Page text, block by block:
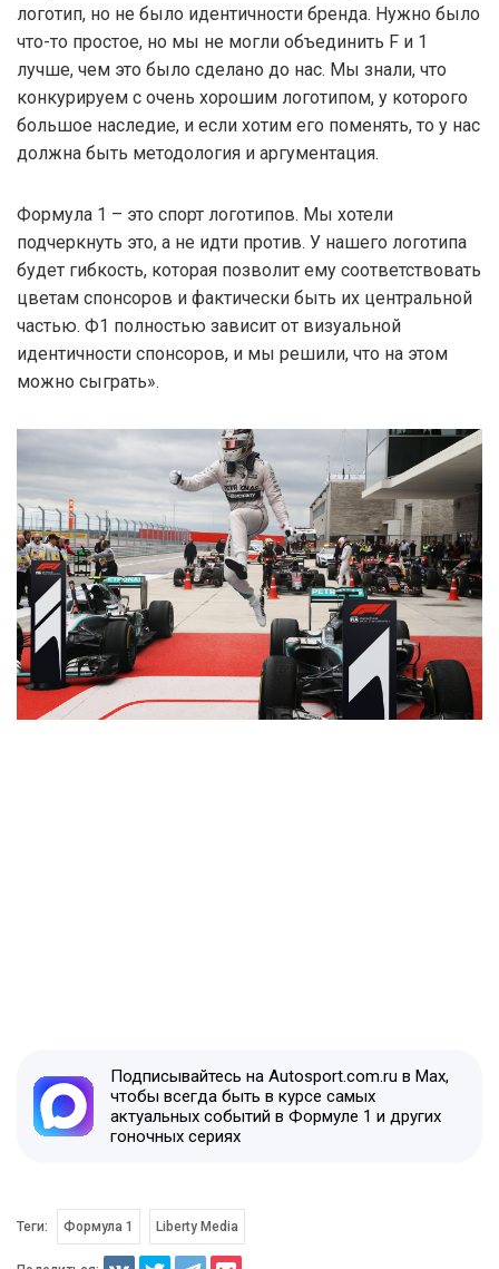
логотип, но не было идентичности бренда. Нужно было
что-то простое, но мы не могли объединить F и 1
лучше, чем это было сделано до нас. Мы знали, что
конкурируем с очень хорошим логотипом, у которого
большое наследие, и если хотим его поменять, то у нас
должна быть методология и аргументация.
Формула 1 – это спорт логотипов. Мы хотели
подчеркнуть это, а не идти против. У нашего логотипа
будет гибкость, которая позволит ему соответствовать
цветам спонсоров и фактически быть их центральной
частью. Ф1 полностью зависит от визуальной
идентичности спонсоров, и мы решили, что на этом
можно сыграть».
Подписывайтесь на Autosport.com.ru в Max,
чтобы всегда быть в курсе самых
актуальных событий в Формуле 1 и других
гоночных сериях
Теги: Формула 1 Liberty Media